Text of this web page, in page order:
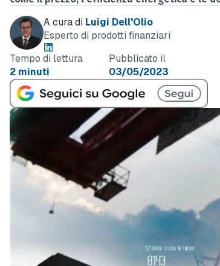
A cura di Luigi Dell'Olio
Esperto di prodotti finanziari
Tempo di lettura
2 minuti
Pubblicato il
03/05/2023